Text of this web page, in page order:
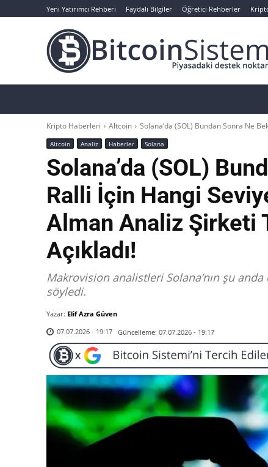
Yeni Yatırımcı Rehberi Faydalı Bilgiler Öğretici Rehberler
Kripto Haberleri Altcoin Solana’da (SOL) Bundan Sonra Ne
Altcoin Analiz Haberler Solana
Solana’da (SOL)
Ralli İçin Hangi
Alman Analiz Şirketi
Açıkladı!
Makrovision analistleri Solana’nın şu
söyledi.
Yazar: Elif Azra Güven
07.07.2026 - 19:17 Güncelleme: 07.07.2026 - 19:17